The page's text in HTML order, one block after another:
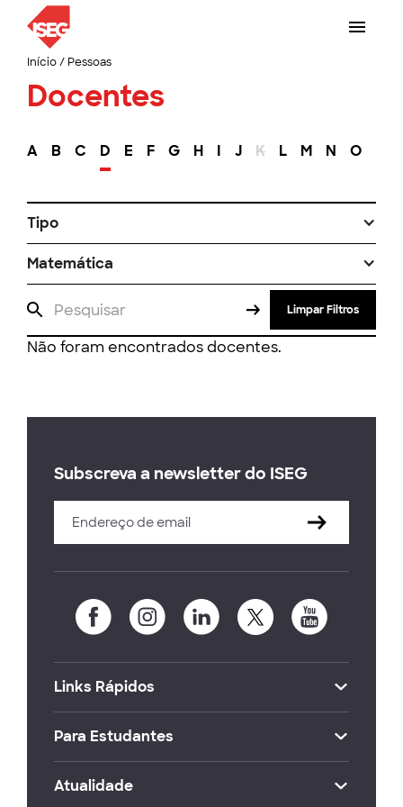
Início/ Pessoas
Docentes
A B C D E F G H I J K L M N O
Tipo
Matemática
Limpar Filtros
Não foram encontrados docentes.
Subscreva a newsletter do ISEG
Links Rápidos
Para Estudantes
Atualidade